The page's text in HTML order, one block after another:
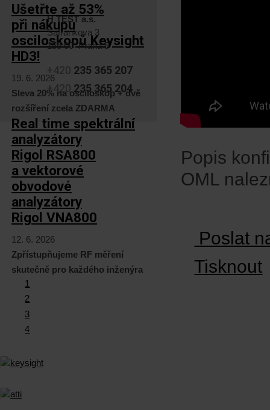
Popis
OML
Poslat
Tisknout
Ušetřte až 53%
při nákupu
osciloskopů Keysight
HD3!
19. 6. 2026
Sleva 20% na osciloskop + dvě
rozšíření zcela ZDARMA
Real time spektrální
analyzátory
Rigol RSA800
a vektorové
obvodové
analyzátory
Rigol VNA800
12. 6. 2026
Zpřístupňujeme RF měření
skutečně pro každého inženýra
1
2
3
4
H TEST a.s.
Šafránkova 3
155 00 Praha 5
+420 235 365 207
+420 235 365 204